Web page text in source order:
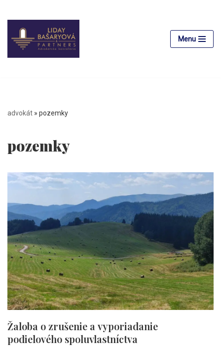
Preskočiť
na
obsah
Menu
advokát » pozemky
pozemky
Žaloba o zrušenie a vyporiadanie
podielového spoluvlastníctva